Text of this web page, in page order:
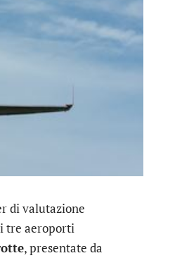
di valutazione
tre aeroporti
, presentate da